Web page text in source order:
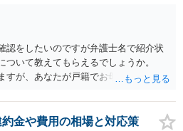
認をしたいのですが弁護士名で紹介状
ついて教えてもらえるでしょうか。
すが、あなたが戸籍でお母さんの相続
自分ではよくわからないということ
されたら良いと思います。
金や費用の相場と対応策